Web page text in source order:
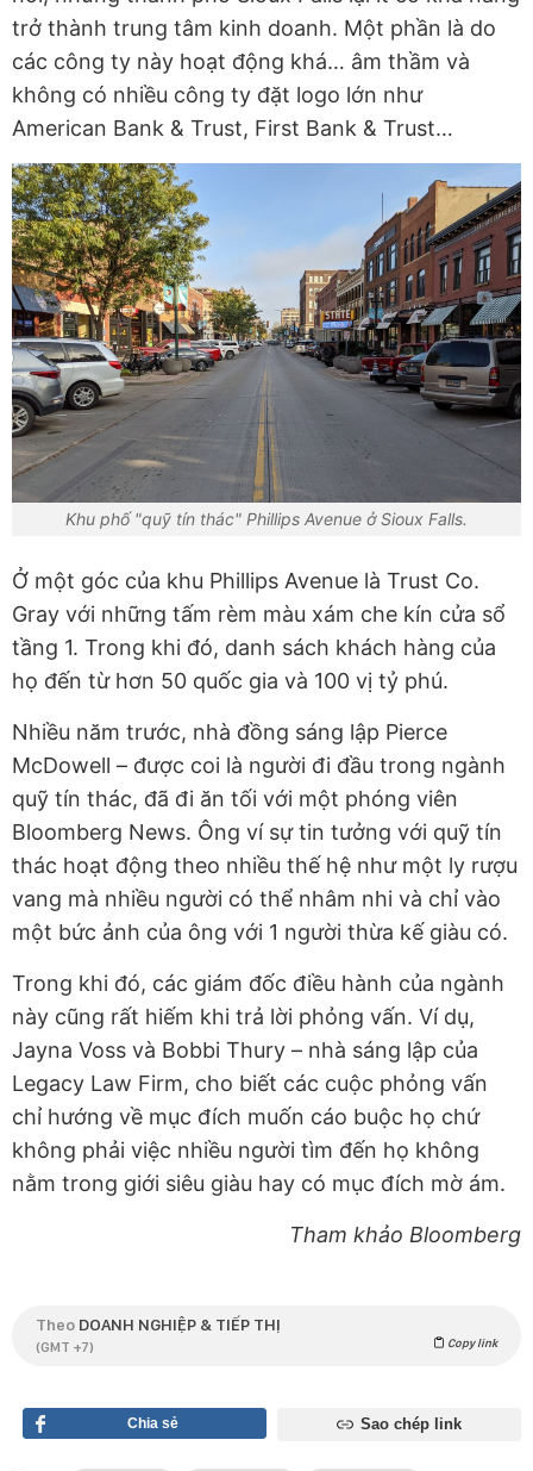
trở thành trung tâm kinh doanh. Một phần là do
các công ty này hoạt động khá… âm thầm và
không có nhiều công ty đặt logo lớn như
American Bank & Trust, First Bank & Trust…
Khu phố "quỹ tín thác" Phillips Avenue ở Sioux Falls.
Ở một góc của khu Phillips Avenue là Trust Co.
Gray với những tấm rèm màu xám che kín cửa sổ
tầng 1. Trong khi đó, danh sách khách hàng của
họ đến từ hơn 50 quốc gia và 100 vị tỷ phú.
Nhiều năm trước, nhà đồng sáng lập Pierce
McDowell – được coi là người đi đầu trong ngành
quỹ tín thác, đã đi ăn tối với một phóng viên
Bloomberg News. Ông ví sự tin tưởng với quỹ tín
thác hoạt động theo nhiều thế hệ như một ly rượu
vang mà nhiều người có thể nhâm nhi và chỉ vào
một bức ảnh của ông với 1 người thừa kế giàu có.
Trong khi đó, các giám đốc điều hành của ngành
này cũng rất hiếm khi trả lời phỏng vấn. Ví dụ,
Jayna Voss và Bobbi Thury – nhà sáng lập của
Legacy Law Firm, cho biết các cuộc phỏng vấn
chỉ hướng về mục đích muốn cáo buộc họ chứ
không phải việc nhiều người tìm đến họ không
nằm trong giới siêu giàu hay có mục đích mờ ám.
Tham khảo Bloomberg
Theo DOANH NGHIỆP & TIẾP THỊ
(GMT +7) Copy link
Chia sẻ Sao chép link